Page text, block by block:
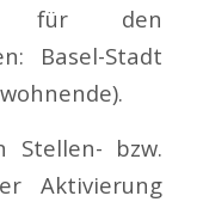
für den
Basel-Stadt
Stellen- bzw.
Aktivierung